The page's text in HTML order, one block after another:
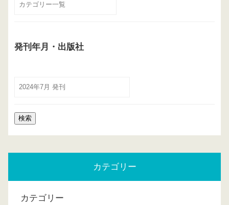
発刊年月・出版社
カテゴリー
カテゴリー